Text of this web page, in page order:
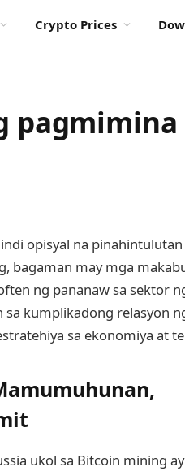
Crypto Prices
pagmimina
opisyal na
bagaman may mga
ng pananaw sa sektor
kumplikadong relasyon
sa ekonomiya at
ukol sa Bitcoin mining